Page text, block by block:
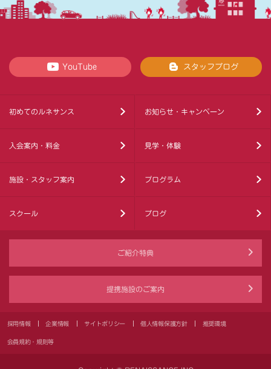
YouTube スタッフブログ
初めてのルネサンス お知らせ・キャンペーン
入会案内・料金 見学・体験
施設・スタッフ案内 プログラム
スクール ブログ
ご紹介特典
提携施設のご案内
採用情報 企業情報 サイトポリシー 個人情報保護方針 推奨環境
会員規約・規則等